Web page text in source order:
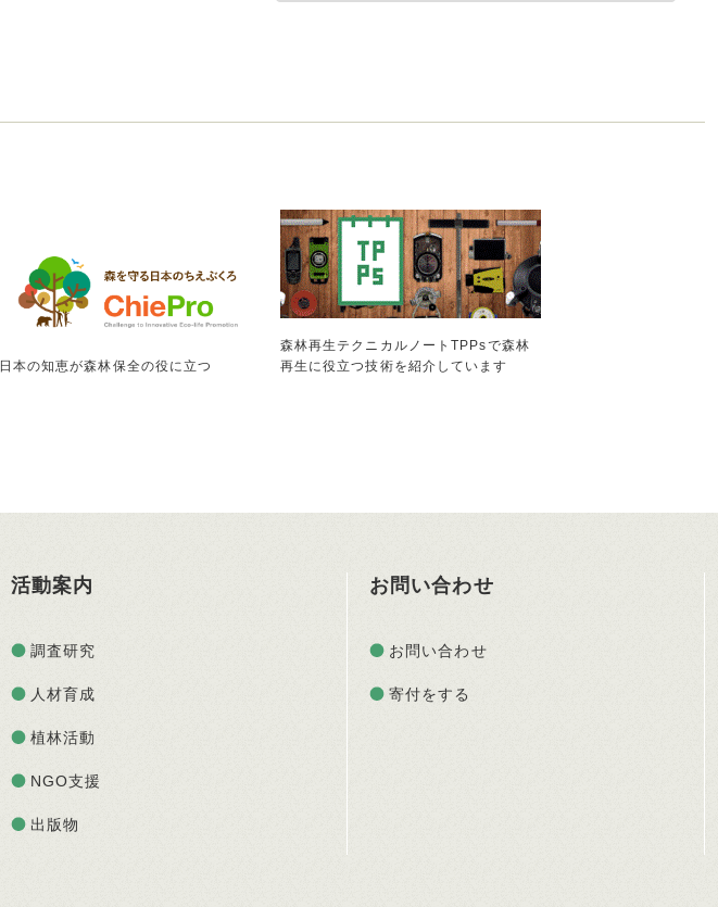
日本の知恵が森林保全の役に立つ
森林再生テクニカルノートTPPsで森林
再生に役立つ技術を紹介しています
活動案内
調査研究
人材育成
植林活動
NGO支援
出版物
お問い合わせ
お問い合わせ
寄付をする